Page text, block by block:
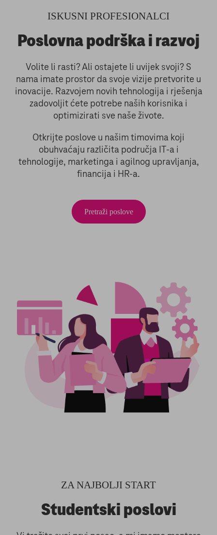
ISKUSNI PROFESIONALCI
Poslovna podrška i razvoj
Volite li rasti? Ali ostajete li uvijek svoji? S
nama imate prostor da svoje vizije pretvorite u
inovacije. Razvojem novih tehnologija i rješenja
zadovoljit ćete potrebe naših korisnika i
optimizirati sve naše živote.
Otkrijte poslove u našim timovima koji
obuhvaćaju različita područja IT-a i
tehnologije, marketinga i agilnog upravljanja,
financija i HR-a.
Pretraži poslove
ZA NAJBOLJI START
Studentski poslovi